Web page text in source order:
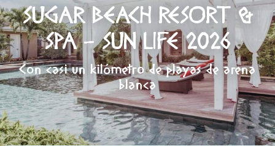
SUGAR BEACH RESORT &
SPA - SUN LIFE 2026
Con casi un kilómetro de playas de arena
blanca